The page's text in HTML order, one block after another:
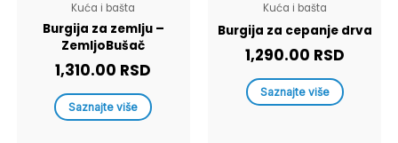
Kuća i bašta
Burgija za zemlju –
ZemljoBušač
1,310.00 RSD
Saznajte više
Kuća i bašta
Burgija za cepanje drva
1,290.00 RSD
Saznajte više